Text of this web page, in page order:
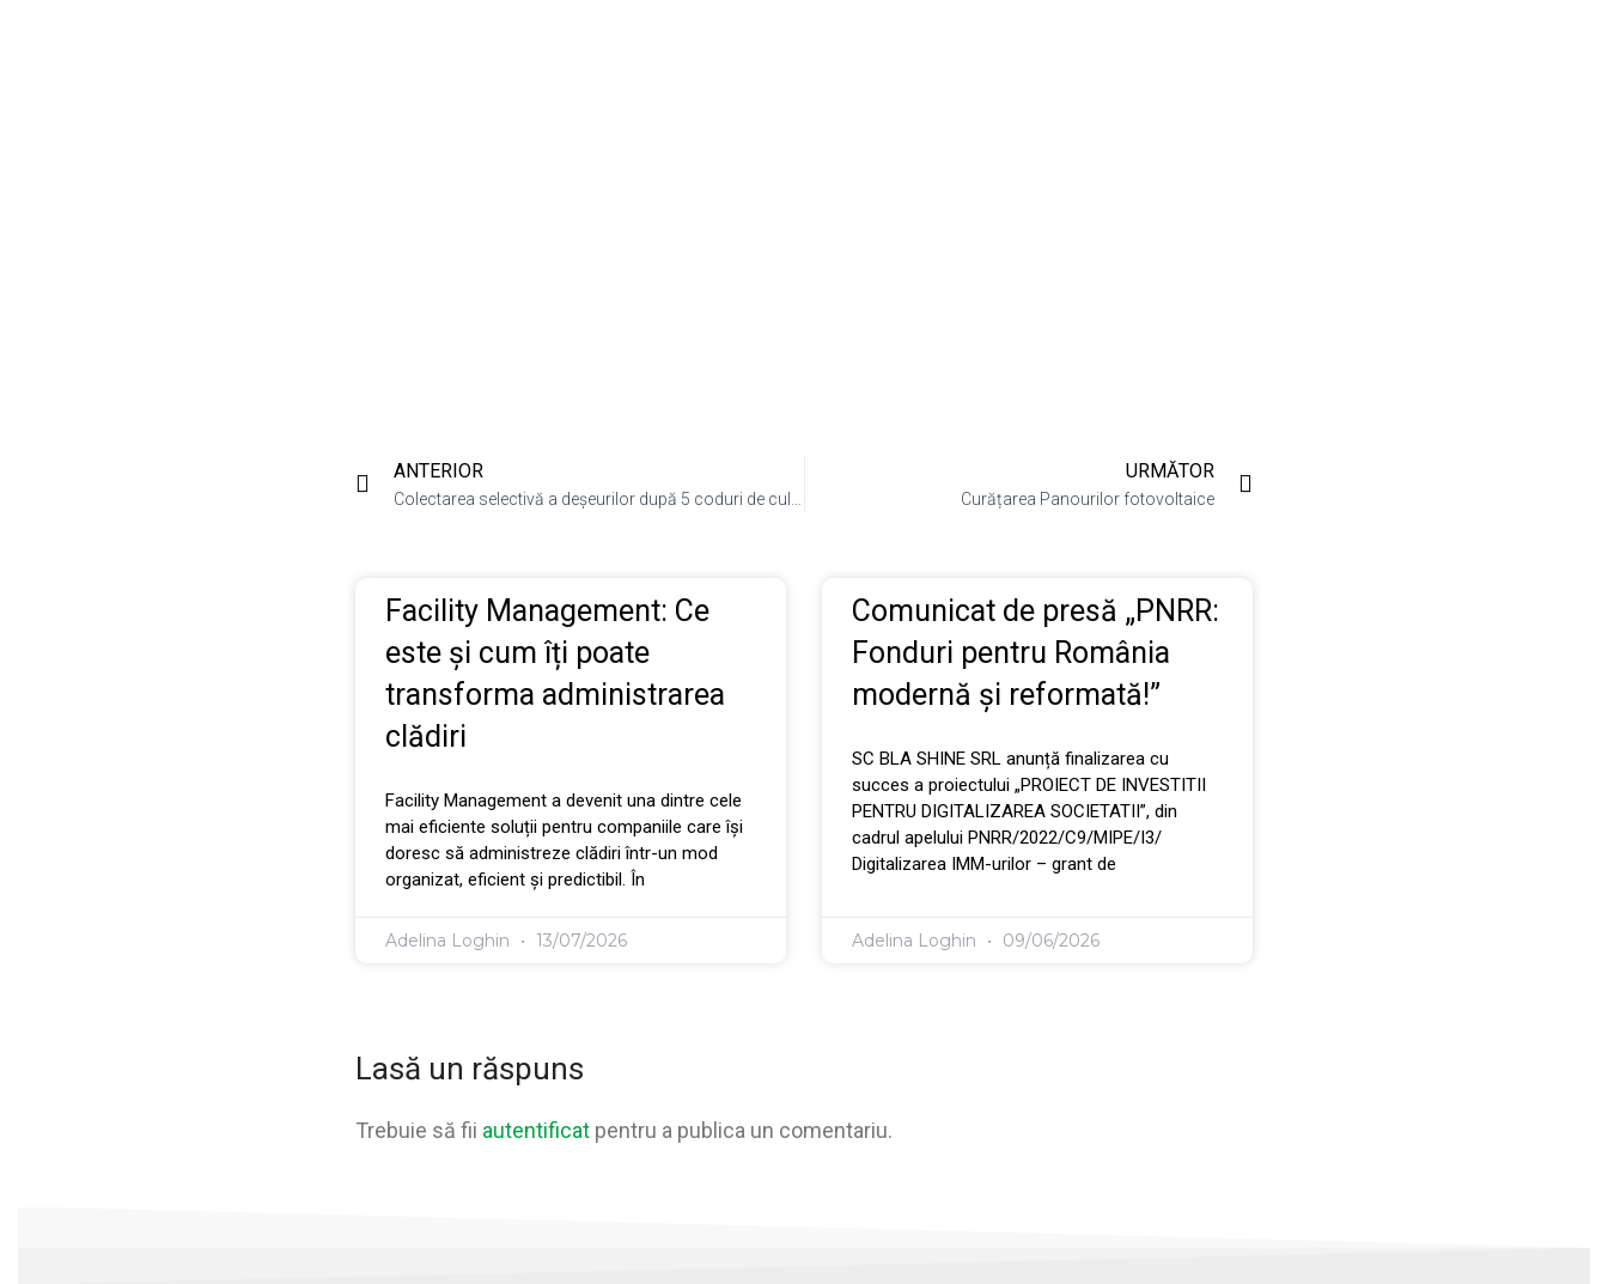
ANTERIOR URMĂTOR
Curățarea Panourilor fotovoltaice
Facility Management: Ce
este și cum îți poate
transforma administrarea
clădiri
Facility Management a devenit una dintre cele
mai eficiente soluții pentru companiile care își
doresc să administreze clădiri într-un mod
organizat, eficient și predictibil. În
Adelina Loghin 13/07/2026
Comunicat de presă „PNRR:
Fonduri pentru România
modernă și reformată!”
SC BLA SHINE SRL anunță finalizarea cu
succes a proiectului „PROIECT DE INVESTITII
PENTRU DIGITALIZAREA SOCIETATII”, din
cadrul apelului PNRR/2022/C9/MIPE/I3/
Digitalizarea IMM-urilor – grant de
Adelina Loghin 09/06/2026
Lasă un răspuns
Trebuie să fii autentificat pentru a publica un comentariu.